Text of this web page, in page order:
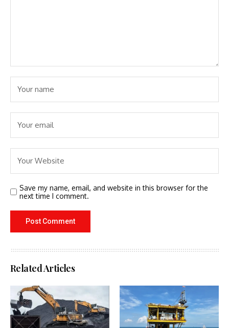
Save my name, email, and website in this browser for the
next time I comment.
Related Articles